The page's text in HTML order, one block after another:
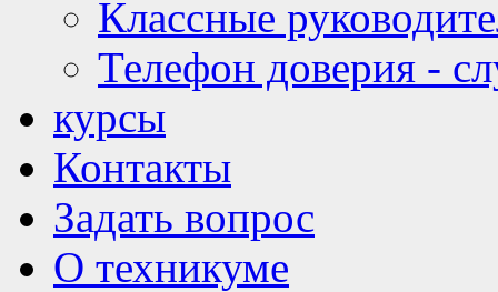
Классные
Телефон доверия -
курсы
Контакты
Задать вопрос
О техникуме